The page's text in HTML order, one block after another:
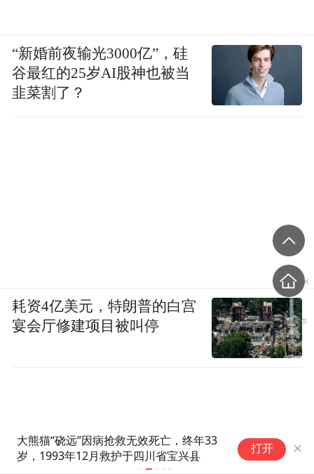
大熊猫“硗远”因病抢救无效死亡，终年33
岁，1993年12月救护于四川省宝兴县
通讯｜旅美
打开
“新婚前夜输光3000亿”，硅
谷最红的25岁AI股神也被当
韭菜割了？
耗资4亿美元，特朗普的白宫
宴会厅修建项目被叫停